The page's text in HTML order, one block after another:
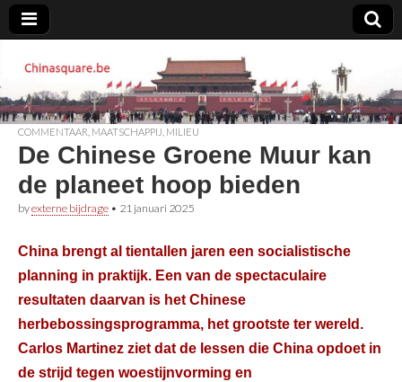
Chinasquare.be
COMMENTAAR MAATSCHAPPIJ MILIEU
De Chinese Groene Muur kan
de planeet hoop bieden
byexterne bijdrage • 21 januari 2025
China brengt al tientallen jaren een socialistische
planning in praktijk. Een van de spectaculaire
resultaten daarvan is het Chinese
herbebossingsprogramma, het grootste ter wereld.
Carlos Martinez ziet dat de lessen die China opdoet in
de strijd tegen woestijnvorming en